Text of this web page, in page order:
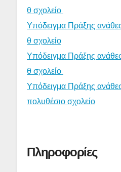
θ σχολείο
Υπόδειγμα Πράξης
θ σχολείο
Υπόδειγμα Πράξης
θ σχολείο
Υπόδειγμα Πράξης
πολυθέσιο σχολείο
Πληροφορίες